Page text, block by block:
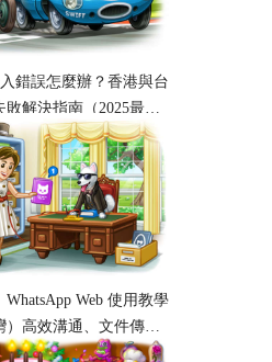
入錯誤怎麼辦？香港與台
解決指南（2025最
WhatsApp Web 使用教學
）高效溝通、文件傳輸